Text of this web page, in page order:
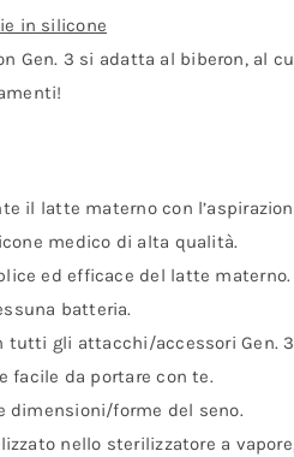
in silicone
Gen. 3 si adatta al biberon, al
il latte materno con
medico di alta qualità.
ed efficace del latte materno.
batteria.
tutti gli attacchi/accessori Gen.
facile da portare con te.
dimensioni/forme del seno.
nello sterilizzatore a